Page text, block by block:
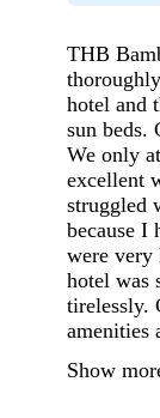
THB
hotel and
sun beds.
We only
excellent
struggled
because I
were very
hotel was
tirelessly.
amenities
Show